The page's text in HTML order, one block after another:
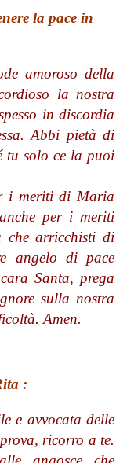
la pace in
amoroso della
la nostra
in discordia
Abbi pietà di
tu solo ce la puoi
i meriti di Maria
per i meriti
che arricchisti di
angelo di pace
Santa, prega
sulla nostra
Amen.
:
e avvocata delle
ricorro a te.